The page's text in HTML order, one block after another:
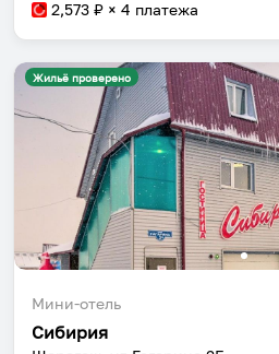
2,573 ₽ × 4 платежа
Жильё проверено
Мини-отель
Сибирия